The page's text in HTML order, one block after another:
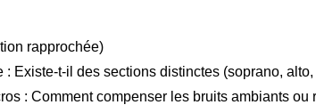
rapprochée)
t-il des sections distinctes (soprano, alto,
Comment compenser les bruits ambiants ou